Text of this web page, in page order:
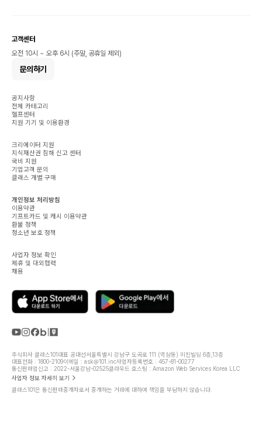
고객센터
오전 10시 ~ 오후 6시 (주말, 공휴일 제외)
문의하기
공지사항
전체 카테고리
헬프센터
지원 기기 및 이용환경
크리에이터 지원
지식재산권 침해 신고 센터
국비 지원
기업고객 문의
클래스 개별 구매
개인정보 처리방침
이용약관
기프트카드 및 캐시 이용약관
환불 정책
청소년 보호 정책
사업자 정보 확인
제휴 및 대외협력
채용
주식회사 클래스101대표 공대선서울특별시 강남구 도곡로 111 (역삼동) 미진빌딩 6층,13층
대표전화 : 1800-2109이메일 : ask@101.inc사업자등록번호 : 457-81-00277
통신판매업신고 : 2022-서울강남-02525클라우드 호스팅 : Amazon Web Services Korea LLC
사업자 정보 자세히 보기
클래스101은 통신판매중개자로서 중개하는 거래에 대하여 책임을 부담하지 않습니다.